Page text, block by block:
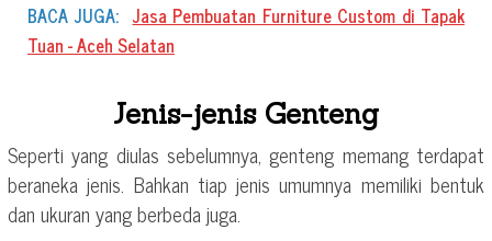
BACA JUGA: Jasa Pembuatan Furniture Custom di Tapak
Tuan - Aceh Selatan
Jenis-jenis Genteng
Seperti yang diulas sebelumnya, genteng memang terdapat
beraneka jenis. Bahkan tiap jenis umumnya memiliki bentuk
dan ukuran yang berbeda juga.